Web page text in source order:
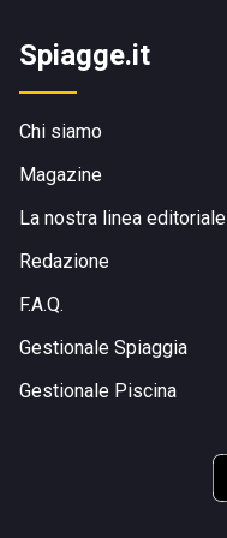
Spiagge.it
Chi siamo
Magazine
La nostra linea editoriale
Redazione
F.A.Q.
Gestionale Spiaggia
Gestionale Piscina